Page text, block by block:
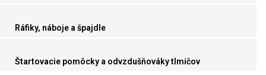
Ráfiky, náboje a špajdle
Štartovacie pomôcky a odvzdušňováky tlmičov